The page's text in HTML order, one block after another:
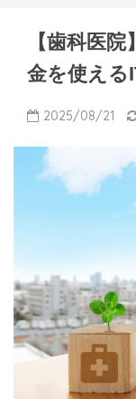
【歯科医
金を使える
2025/08/21